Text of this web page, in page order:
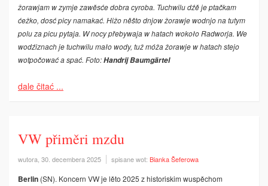
žorawjam w zymje zawěsće dobra cyroba. Tuchwilu dźě je ptačkam
ćežko, dosć picy namakać. Hižo něšto dnjow žorawje wodnjo­ na tutym
polu za picu pytaja. W nocy přebywaja w hatach wokoło Radworja. We
wodźiznach je tuchwilu mało wody, tuž móža žorawje w hatach stejo
wotpo­čować a spać. Foto:Handrij Baumgärtel
dale čitać ...
VW přiměri mzdu
wutora, 30. decembera 2025 spisane wot: Bianka Šeferowa
Berlin (SN). Koncern VW je lěto 2025 z historiskim wuspěchom